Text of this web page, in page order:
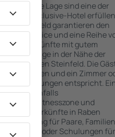
attraktive Lage sind eine der
ein All-Inclusive-Hotel erfüllen
Steinfeld garantieren den
Service und eine Reihe
Unterkünfte mit gutem
Lage in der Nähe der
in Raben Steinfeld. Die
nutzen und ein Zimmer
Erwartungen entspricht.
ebenfalls
oder Fitnesszone und
Unterkünfte in Raben
Lösung für Paare, Familien
reisen oder Schulungen für